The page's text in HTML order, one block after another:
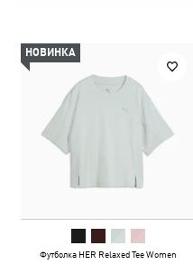
НОВИНКА
Футболка HER Relaxed Tee Women